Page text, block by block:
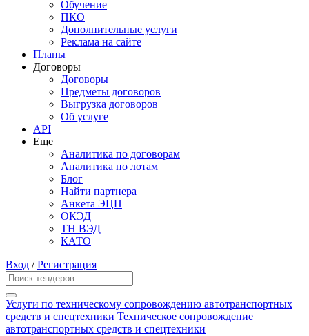
Обучение
ПКО
Дополнительные услуги
Реклама на сайте
Планы
Договоры
Договоры
Предметы договоров
Выгрузка договоров
Об услуге
API
Еще
Аналитика по договорам
Аналитика по лотам
Блог
Найти партнера
Анкета ЭЦП
ОКЭД
ТН ВЭД
КАТО
Вход /Регистрация
Услуги по техническому сопровождению автотранспортных
средств и спецтехники Техническое сопровождение
автотранспортных средств и спецтехники